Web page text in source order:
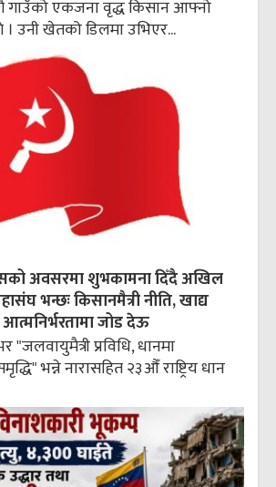
गाउँको एकजना वृद्ध किसान आफ्नो
उनी खेतको डिलमा उभिएर...
अवसरमा शुभकामना दिँदै अखिल
भन्छः किसानमैत्री नीति, खाद्य
जोड देऊ
"जलवायुमैत्री प्रविधि, धानमा
भन्ने नारासहित २३औँ राष्ट्रिय धान